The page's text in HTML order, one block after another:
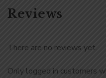
Reviews
There are no reviews yet.
Only logged in customers